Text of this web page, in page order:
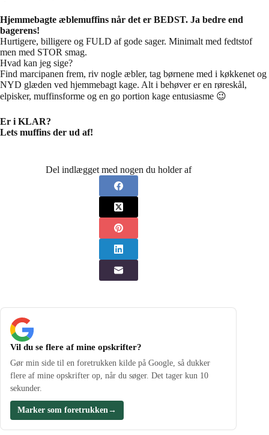
Hjemmebagte æblemuffins når det er BEDST. Ja bedre end
bagerens!
Hurtigere, billigere og FULD af gode sager. Minimalt med fedtstof
men med STOR smag.
Hvad kan jeg sige?
Find marcipanen frem, riv nogle æbler, tag børnene med i køkkenet og
NYD glæden ved hjemmebagt kage. Alt i behøver er en røreskål,
elpisker, muffinsforme og en go portion kage entusiasme 😉
Er i KLAR?
Lets muffins der ud af!
Del indlægget med nogen du holder af
Vil du se flere af mine opskrifter?
Gør min side til en foretrukken kilde på Google, så dukker
flere af mine opskrifter op, når du søger. Det tager kun 10
sekunder.
Marker som foretrukken →